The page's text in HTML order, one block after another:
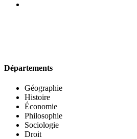
Départements
Géographie
Histoire
Économie
Philosophie
Sociologie
Droit